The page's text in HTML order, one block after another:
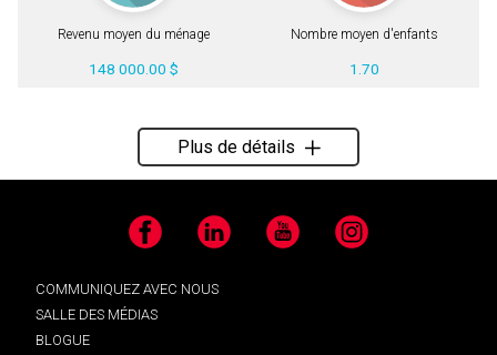
Revenu moyen du ménage
148 000.00 $
Nombre moyen d'enfants
1.70
Plus de détails
Facebook LinkedIn YouTube Instagram
COMMUNIQUEZ AVEC NOUS
SALLE DES MÉDIAS
BLOGUE